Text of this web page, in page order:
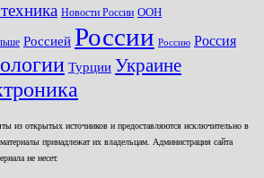
Новости России ООН
Россией России Россию Россия
Турции Украине
из открытых источников и предоставляются исключительно в
принадлежат их владельцам. Администрация сайта
не несет.